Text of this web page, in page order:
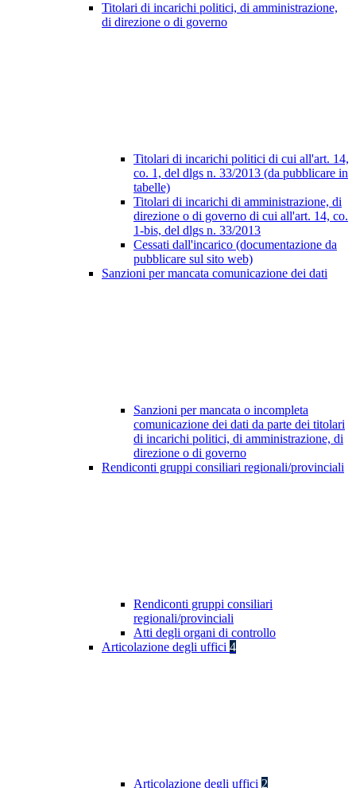
Titolari di incarichi politici, di amministrazione,
di direzione o di governo
Titolari di incarichi politici di cui all'art. 14,
co. 1, del dlgs n. 33/2013 (da pubblicare in
tabelle)
Titolari di incarichi di amministrazione, di
direzione o di governo di cui all'art. 14, co.
1-bis, del dlgs n. 33/2013
Cessati dall'incarico (documentazione da
pubblicare sul sito web)
Sanzioni per mancata comunicazione dei dati
Sanzioni per mancata o incompleta
comunicazione dei dati da parte dei titolari
di incarichi politici, di amministrazione, di
direzione o di governo
Rendiconti gruppi consiliari regionali/provinciali
Rendiconti gruppi consiliari
regionali/provinciali
Atti degli organi di controllo
Articolazione degli uffici 4
Articolazione degli uffici 2